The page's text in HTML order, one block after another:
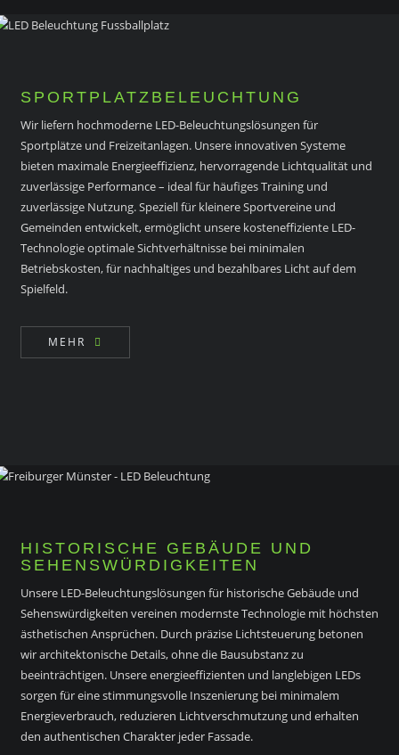
SPORTPLATZBELEUCHTUNG
Wir liefern hochmoderne LED-Beleuchtungslösungen für
Sportplätze und Freizeitanlagen. Unsere innovativen Systeme
bieten maximale Energieeffizienz, hervorragende Lichtqualität und
zuverlässige Performance – ideal für häufiges Training und
zuverlässige Nutzung. Speziell für kleinere Sportvereine und
Gemeinden entwickelt, ermöglicht unsere kosteneffiziente LED-
Technologie optimale Sichtverhältnisse bei minimalen
Betriebskosten, für nachhaltiges und bezahlbares Licht auf dem
Spielfeld.
MEHR
HISTORISCHE GEBÄUDE UND
SEHENSWÜRDIGKEITEN
Unsere LED-Beleuchtungslösungen für historische Gebäude und
Sehenswürdigkeiten vereinen modernste Technologie mit höchsten
ästhetischen Ansprüchen. Durch präzise Lichtsteuerung betonen
wir architektonische Details, ohne die Bausubstanz zu
beeinträchtigen. Unsere energieeffizienten und langlebigen LEDs
sorgen für eine stimmungsvolle Inszenierung bei minimalem
Energieverbrauch, reduzieren Lichtverschmutzung und erhalten
den authentischen Charakter jeder Fassade.